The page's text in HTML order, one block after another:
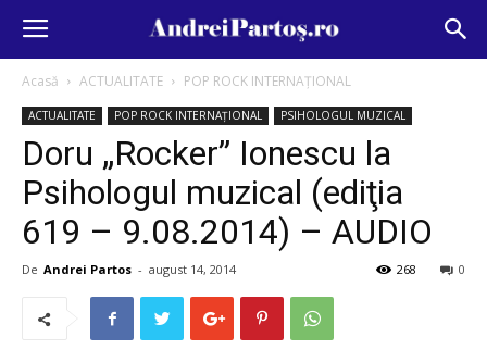
Acasă ACTUALITATE POP ROCK INTERNAȚIONAL
ACTUALITATE POP ROCK INTERNAȚIONAL PSIHOLOGUL MUZICAL
Doru „Rocker” Ionescu la
Psihologul muzical (ediţia
619 – 9.08.2014) – AUDIO
De Andrei Partos - august 14, 2014 0
268